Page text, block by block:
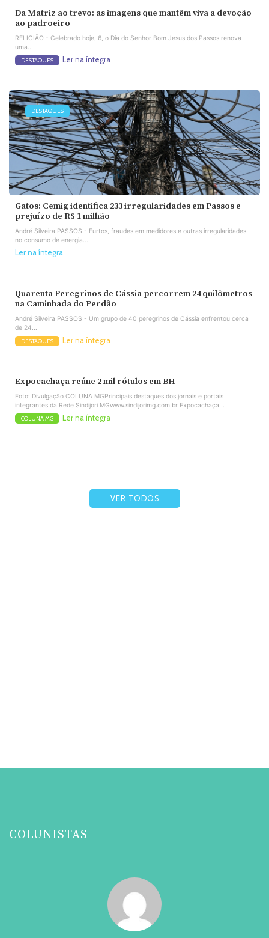
Da Matriz ao trevo: as imagens que mantêm viva a devoção
ao padroeiro
RELIGIÃO - Celebrado hoje, 6, o Dia do Senhor Bom Jesus dos Passos renova
uma...
DESTAQUES Ler na íntegra
DESTAQUES
Gatos: Cemig identifica 233 irregularidades em Passos e
prejuízo de R$ 1 milhão
André Silveira PASSOS - Furtos, fraudes em medidores e outras irregularidades
no consumo de energia...
Ler na íntegra
Quarenta Peregrinos de Cássia percorrem 24 quilômetros
na Caminhada do Perdão
André Silveira PASSOS - Um grupo de 40 peregrinos de Cássia enfrentou cerca
de 24...
DESTAQUES Ler na íntegra
Expocachaça reúne 2 mil rótulos em BH
Foto: Divulgação COLUNA MGPrincipais destaques dos jornais e portais
integrantes da Rede Sindijori MGwww.sindijorimg.com.br Expocachaça...
COLUNA MG Ler na íntegra
VER TODOS
COLUNISTAS